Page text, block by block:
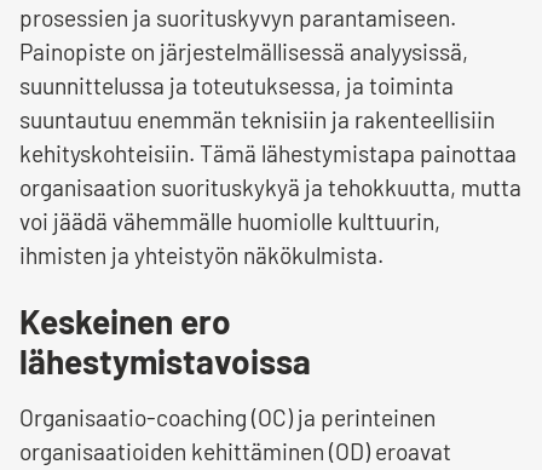
prosessien ja suorituskyvyn parantamiseen.
Painopiste on järjestelmällisessä analyysissä,
suunnittelussa ja toteutuksessa, ja toiminta
suuntautuu enemmän teknisiin ja rakenteellisiin
kehityskohteisiin. Tämä lähestymistapa painottaa
organisaation suorituskykyä ja tehokkuutta, mutta
voi jäädä vähemmälle huomiolle kulttuurin,
ihmisten ja yhteistyön näkökulmista.
Keskeinen ero
lähestymistavoissa
Organisaatio-coaching (OC) ja perinteinen
organisaatioiden kehittäminen (OD) eroavat